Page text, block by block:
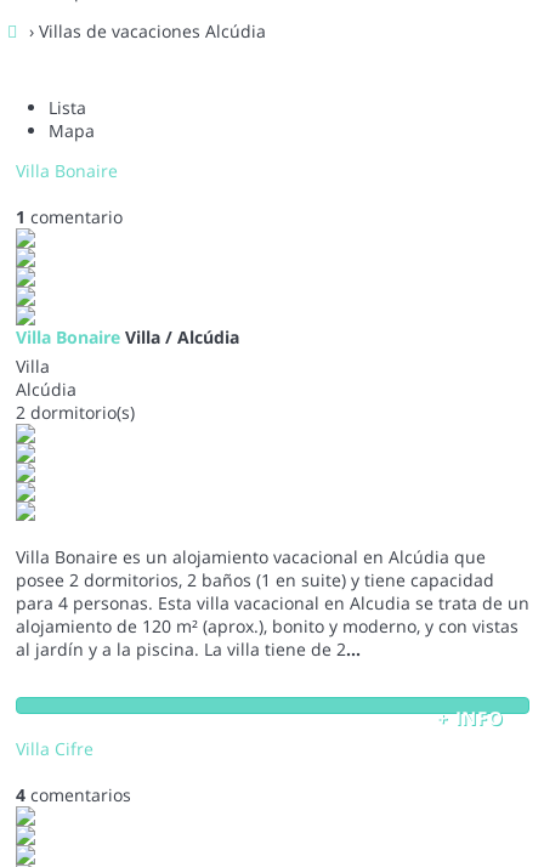
› Villas de vacaciones Alcúdia
Lista
Mapa
Villa Bonaire
1 comentario
Villa Bonaire Villa / Alcúdia
Villa
Alcúdia
2 dormitorio(s)
Villa Bonaire es un alojamiento vacacional en Alcúdia que
posee 2 dormitorios, 2 baños (1 en suite) y tiene capacidad
para 4 personas. Esta villa vacacional en Alcudia se trata de un
alojamiento de 120 m² (aprox.), bonito y moderno, y con vistas
al jardín y a la piscina. La villa tiene de 2...
+ INFO
Villa Cifre
4comentarios